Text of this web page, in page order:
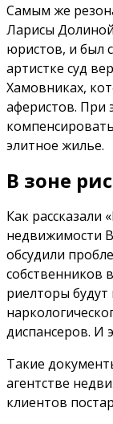
Самым же
Ларисы
юристов, и был
артистке суд
Хамовниках,
аферистов. При
элитное жилье.
В зоне
Как рассказали
недвижимости
обсудили
собственников
риелторы будут
диспансеров. И
Такие
агентстве
клиентов